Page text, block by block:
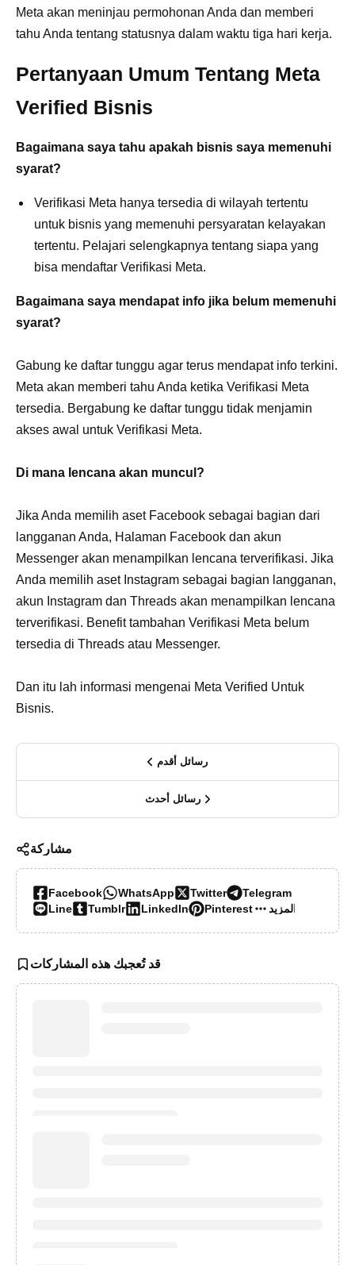
Meta akan meninjau permohonan Anda dan memberi
tahu Anda tentang statusnya dalam waktu tiga hari kerja.
Pertanyaan Umum Tentang Meta
Verified Bisnis
Bagaimana saya tahu apakah bisnis saya memenuhi
syarat?
Verifikasi Meta hanya tersedia di wilayah tertentu
untuk bisnis yang memenuhi persyaratan kelayakan
tertentu. Pelajari selengkapnya tentang siapa yang
bisa mendaftar Verifikasi Meta.
Bagaimana saya mendapat info jika belum memenuhi
syarat?
Gabung ke daftar tunggu agar terus mendapat info terkini.
Meta akan memberi tahu Anda ketika Verifikasi Meta
tersedia. Bergabung ke daftar tunggu tidak menjamin
akses awal untuk Verifikasi Meta.
Di mana lencana akan muncul?
Jika Anda memilih aset Facebook sebagai bagian dari
langganan Anda, Halaman Facebook dan akun
Messenger akan menampilkan lencana terverifikasi. Jika
Anda memilih aset Instagram sebagai bagian langganan,
akun Instagram dan Threads akan menampilkan lencana
terverifikasi. Benefit tambahan Verifikasi Meta belum
tersedia di Threads atau Messenger.
Dan itu lah informasi mengenai Meta Verified Untuk
Bisnis.
رسائل أقدم
رسائل أحدث
مشاركة
Facebook WhatsApp Twitter
Telegram
Line
Tumblr LinkedIn Pinterest
قد تُعجبك هذه المشاركات